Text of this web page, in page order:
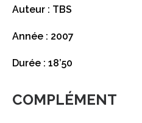
Auteur : TBS
Année : 2007
Durée : 18’50
COMPLÉMENT